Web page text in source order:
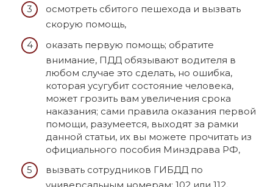
осмотреть сбитого пешехода и вызвать
скорую помощь,
оказать первую помощь; обратите
внимание, ПДД обязывают водителя в
любом случае это сделать, но ошибка,
которая усугубит состояние человека,
может грозить вам увеличения срока
наказания; сами правила оказания первой
помощи, разумеется, выходят за рамки
данной статьи, их вы можете прочитать из
официального пособия Минздрава РФ,
вызвать сотрудников ГИБДД по